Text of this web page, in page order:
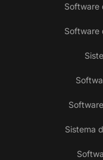
Software
Software
Sistema